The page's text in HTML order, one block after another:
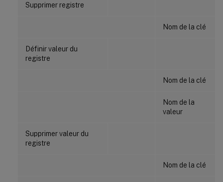
Supprimer registre
Nom de la clé
Définir valeur du
registre
Nom de la clé
Nom de la
valeur
Supprimer valeur du
registre
Nom de la clé